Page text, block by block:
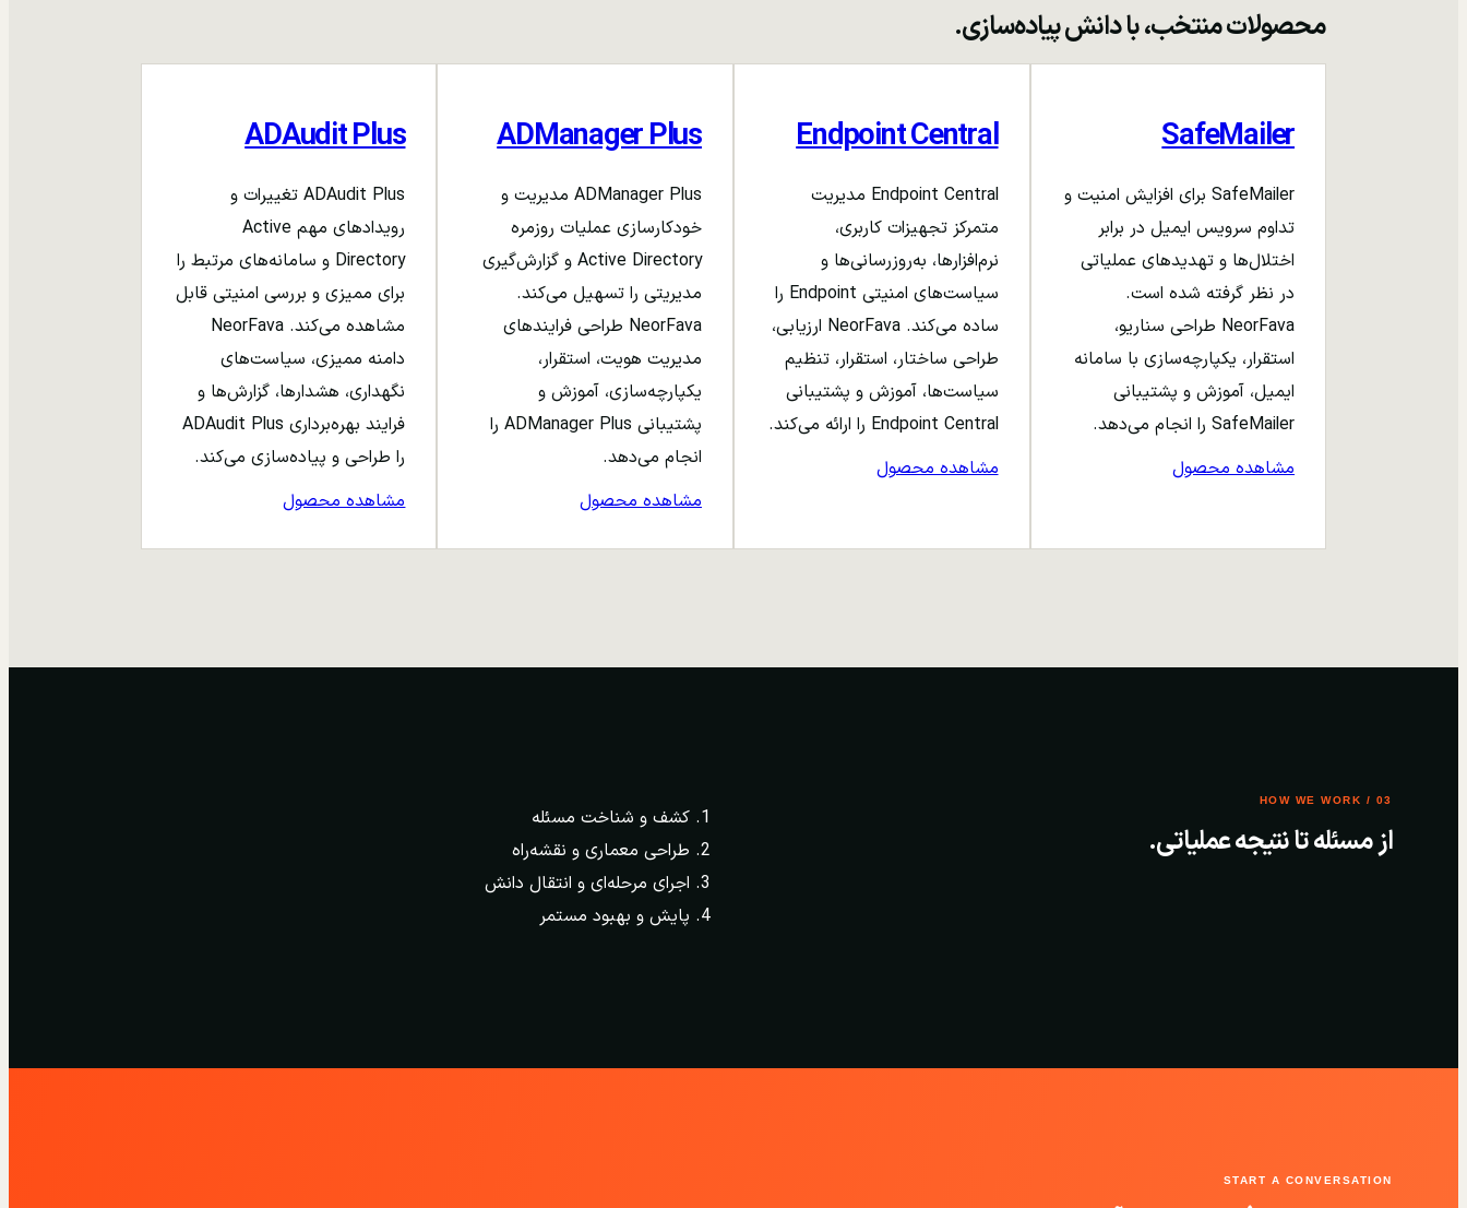
محصولات منتخب، با دانش پیاده‌سازی.
SafeMailer
SafeMailer برای افزایش امنیت و
تداوم سرویس ایمیل در برابر
اختلال‌ها و تهدیدهای عملیاتی
در نظر گرفته شده است.
NeorFava طراحی سناریو،
استقرار، یکپارچه‌سازی با سامانه
ایمیل، آموزش و پشتیبانی
SafeMailer را انجام می‌دهد.
مشاهده محصول
Endpoint Central
Endpoint Central مدیریت
متمرکز تجهیزات کاربری،
نرم‌افزارها، به‌روزرسانی‌ها و
سیاست‌های امنیتی Endpoint را
ساده می‌کند. NeorFava ارزیابی،
طراحی ساختار، استقرار، تنظیم
سیاست‌ها، آموزش و پشتیبانی
Endpoint Central را ارائه می‌کند.
مشاهده محصول
ADManager Plus
ADManager Plus مدیریت و
خودکارسازی عملیات روزمره
Active Directory و گزارش‌گیری
مدیریتی را تسهیل می‌کند.
NeorFava طراحی فرایندهای
مدیریت هویت، استقرار،
یکپارچه‌سازی، آموزش و
پشتیبانی ADManager Plus را
انجام می‌دهد.
مشاهده محصول
ADAudit Plus
ADAudit Plus تغییرات و
رویدادهای مهم Active
Directory و سامانه‌های مرتبط را
برای ممیزی و بررسی امنیتی قابل
مشاهده می‌کند. NeorFava
دامنه ممیزی، سیاست‌های
نگهداری، هشدارها، گزارش‌ها و
فرایند بهره‌برداری ADAudit Plus
را طراحی و پیاده‌سازی می‌کند.
مشاهده محصول
03 / HOW WE WORK
از مسئله تا نتیجه عملیاتی.
کشف و شناخت مسئله
طراحی معماری و نقشه‌راه
اجرای مرحله‌ای و انتقال دانش
پایش و بهبود مستمر
START A CONVERSATION